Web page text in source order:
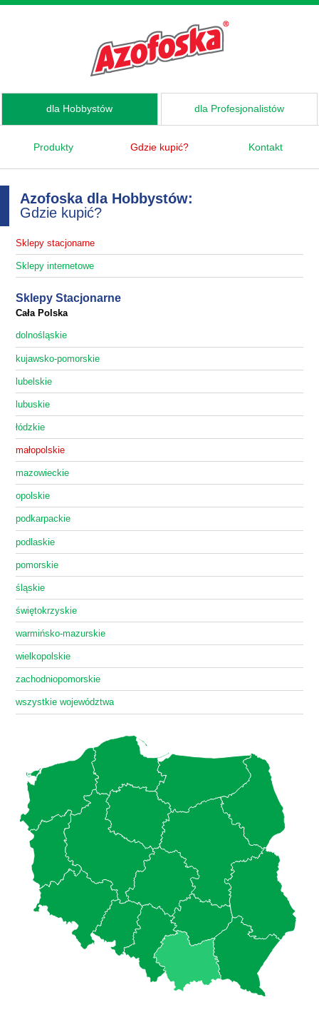
dla Hobbystów dla Profesjonalistów
Produkty Gdzie kupić? Kontakt
Azofoska dla Hobbystów:
Gdzie kupić?
Sklepy stacjonarne
Sklepy internetowe
Sklepy Stacjonarne
Cała Polska
dolnośląskie
kujawsko-pomorskie
lubelskie
lubuskie
łódzkie
małopolskie
mazowieckie
opolskie
podkarpackie
podlaskie
pomorskie
śląskie
świętokrzyskie
warmińsko-mazurskie
wielkopolskie
zachodniopomorskie
wszystkie województwa